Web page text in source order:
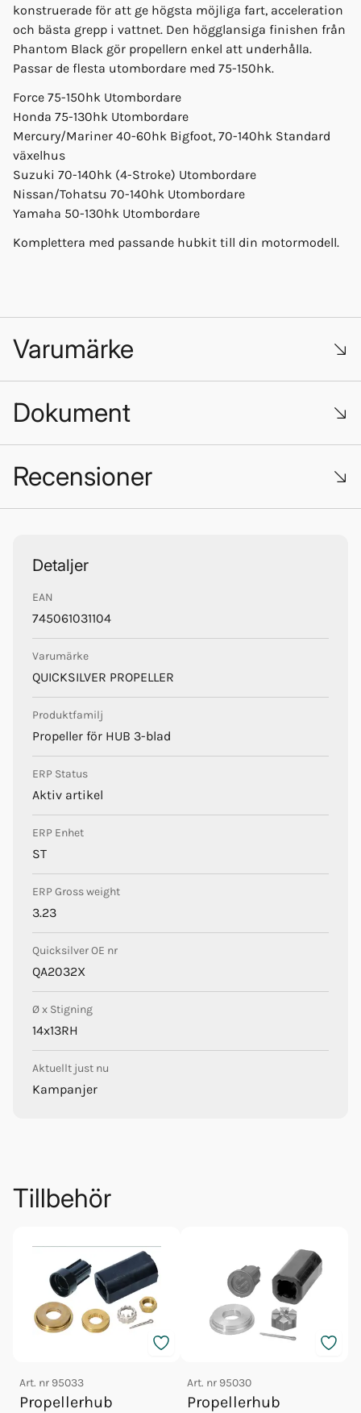
konstruerade för att ge högsta möjliga fart, acceleration
och bästa grepp i vattnet. Den högglansiga finishen från
Phantom Black gör propellern enkel att underhålla.
Passar de flesta utombordare med 75-150hk.
Force 75-150hk Utombordare
Honda 75-130hk Utombordare
Mercury/Mariner 40-60hk Bigfoot, 70-140hk Standard
växelhus
Suzuki 70-140hk (4-Stroke) Utombordare
Nissan/Tohatsu 70-140hk Utombordare
Yamaha 50-130hk Utombordare
Komplettera med passande hubkit till din motormodell.
Varumärke
Quicksilver Propellers
Dokument
Recensioner
Detaljer
EAN
745061031104
Varumärke
QUICKSILVER PROPELLER
Produktfamilj
Propeller för HUB 3-blad
ERP Status
Aktiv artikel
ERP Enhet
ST
ERP Gross weight
3.23
Quicksilver OE nr
QA2032X
Ø x Stigning
14x13RH
Aktuellt just nu
Kampanjer
Tillbehör
Art. nr 95033
Propellerhub
Art. nr 95030
Propellerhub